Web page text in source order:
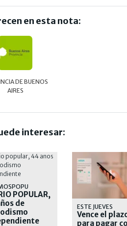
en esta nota:
DE BUENOS
AIRES
interesar:
POPULAR,
de
ESTE JUEVES
Vence el
para pagar